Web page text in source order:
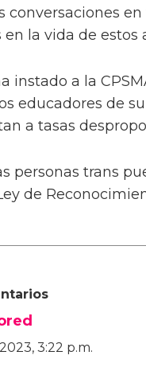
conversaciones
la vida de estos
instado a la
educadores de
a tasas
personas trans
de
3:22 p.m.